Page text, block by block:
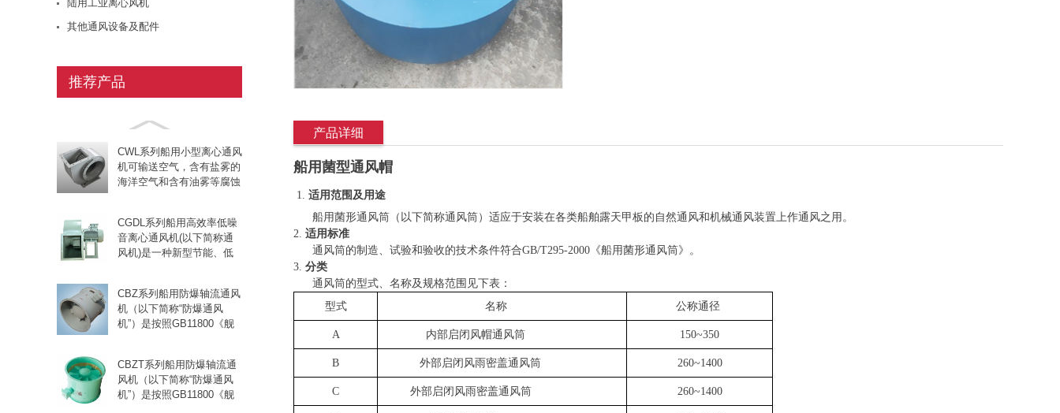
陆用工业离心风机
其他通风设备及配件
推荐产品
的少量酸蒸气，被输送的空
CLZ系列船用轴流通风机
用于船舶舱室通风换气，
的空气可含有海洋空气所
具有的盐份以及蓄电池自
然蒸发所形成的少量酸蒸
超过50℃。...
CDZ系列船用低噪声轴流通
风机是一种节能、低噪声舰
音低、运转平稳和满足舰舰
用于各种舰船的通风换气，
也适用与其他相适应的场
合。...
CWL系列船用小型离心通风
机可输送空气，含有盐雾的
海洋空气和含有油雾等腐蚀
所、舱壁、公共场所。
CWL型船用小型离心通风机
如配用防爆电机，既可输送
CGDL系列船用高效率低噪
音离心通风机(以下简称通
风机)是一种新型节能、低
高（>80%）、噪音低、不
会超载、运转平稳和满足舰
船条件要求等特点，它适用
CBZ系列船用防爆轴流通风
机（以下简称“防爆通风
机”）是按照GB11800《舰
环境用防爆电气设备》中的
1通用要求、GB3836.2－
2000《爆...
CBZT系列船用防爆轴流通
风机（以下简称“防爆通风
机”）是按照GB11800《舰
产品详细
船用菌型通风帽
1. 适用范围及用途
船用菌形通风筒（以下简称通风筒）适应于安装在各类船舶露天甲板的自然通风和机械通风装置上作通风之用。
2. 适用标准
通风筒的制造、试验和验收的技术条件符合GB/T295-2000《船用菌形通风筒》。
3. 分类
通风筒的型式、名称及规格范围见下表：
型式
名称 公称通径
A 内部启闭风帽通风筒 150~350
B 外部启闭风雨密盖通风筒 260~1400
C 外部启闭风雨密盖通风筒 260~1400